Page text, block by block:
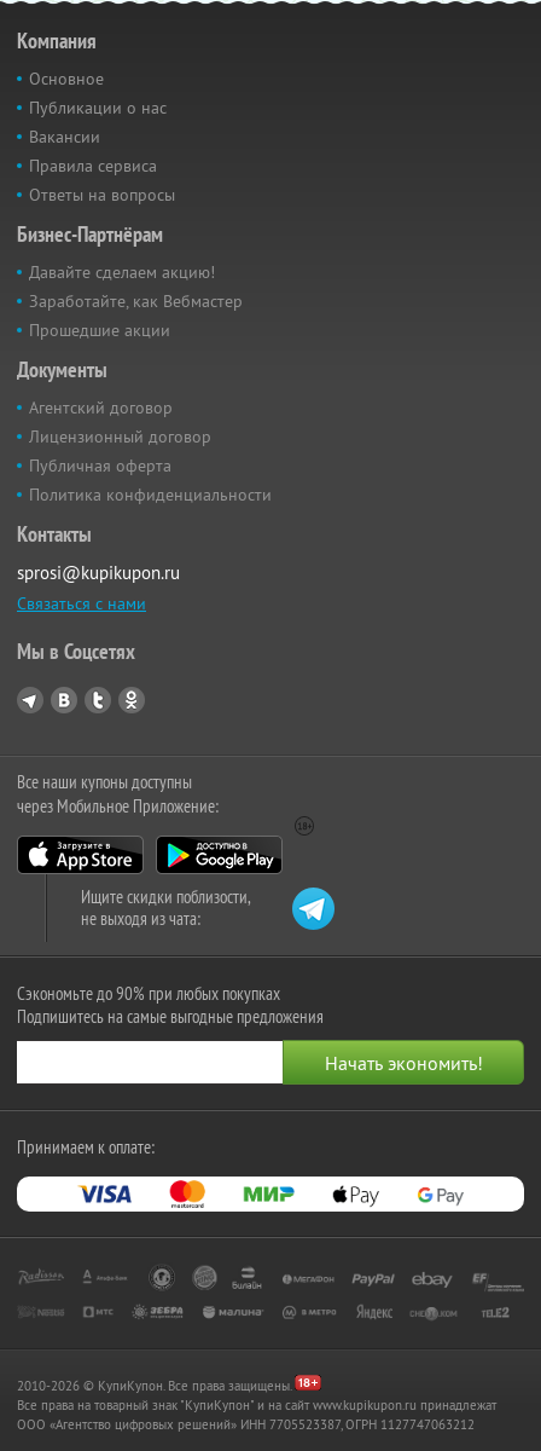
Компания
Основное
Публикации о нас
Вакансии
Правила сервиса
Ответы на вопросы
Бизнес-Партнёрам
Давайте сделаем акцию!
Заработайте, как Вебмастер
Прошедшие акции
Документы
Агентский договор
Лицензионный договор
Публичная оферта
Политика конфиденциальности
Контакты
sprosi@kupikupon.ru
Связаться с нами
Мы в Соцсетях
Все наши купоны доступны
через Мобильное Приложение:
Ищите скидки поблизости,
не выходя из чата:
Сэкономьте до 90% при любых покупках
Подпишитесь на самые выгодные предложения
Принимаем к оплате:
2010-2026 © КупиКупон. Все права защищены.
Все права на товарный знак "КупиКупон" и на сайт www.kupikupon.ru принадлежат
OOO «Агентство цифровых решений» ИНН 7705523387, ОГРН 1127747063212